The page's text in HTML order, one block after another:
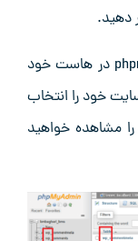
دهید.
برای این تغییر نیاز هست که وارد phpmyadmin در هاست خود
خود را انتخاب
مشاهده خواهید